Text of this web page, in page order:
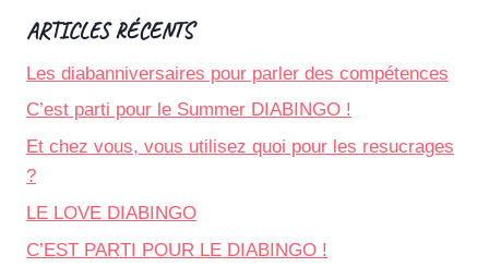
ARTICLES RÉCENTS
Les diabanniversaires pour parler des compétences
C’est parti pour le Summer DIABINGO !
Et chez vous, vous utilisez quoi pour les resucrages
?
LE LOVE DIABINGO
C’EST PARTI POUR LE DIABINGO !